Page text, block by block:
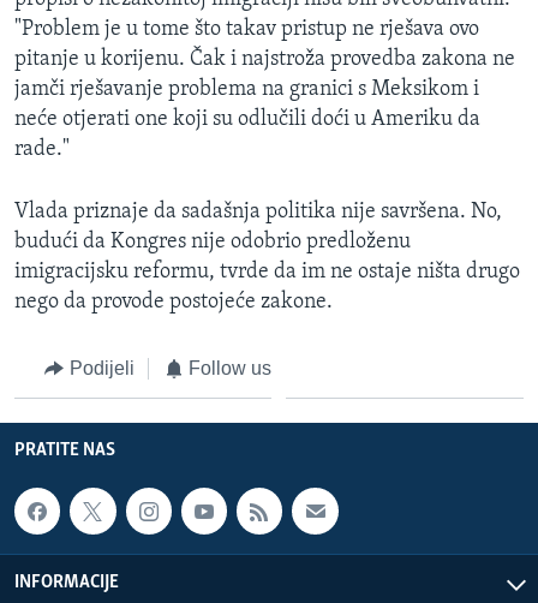
"Problem je u tome što takav pristup ne rješava ovo
pitanje u korijenu. Čak i najstroža provedba zakona ne
jamči rješavanje problema na granici s Meksikom i
neće otjerati one koji su odlučili doći u Ameriku da
rade."
Vlada priznaje da sadašnja politika nije savršena. No,
budući da Kongres nije odobrio predloženu
imigracijsku reformu, tvrde da im ne ostaje ništa drugo
nego da provode postojeće zakone.
Podijeli Follow us
PRATITE NAS
INFORMACIJE